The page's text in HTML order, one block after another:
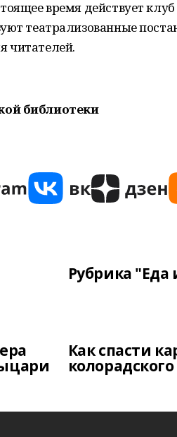
время действует
театрализованные
читателей.
библиотеки
Рубрика
Как спасти